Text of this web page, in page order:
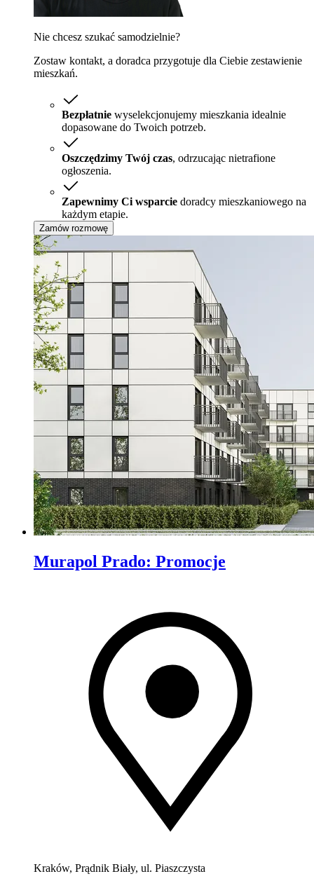
Nie chcesz szukać samodzielnie?
Zostaw kontakt, a doradca przygotuje dla Ciebie zestawienie
mieszkań.
Bezpłatnie wyselekcjonujemy mieszkania idealnie
dopasowane do Twoich potrzeb.
Oszczędzimy Twój czas, odrzucając nietrafione
ogłoszenia.
Zapewnimy Ci wsparcie doradcy mieszkaniowego na
każdym etapie.
Zamów rozmowę
Murapol Prado: Promocje
Kraków, Prądnik Biały, ul. Piaszczysta